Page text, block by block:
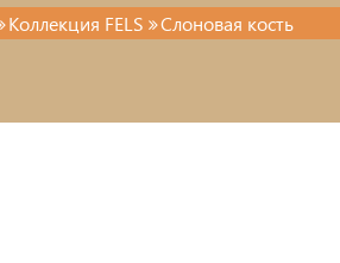
Коллекция FELS Слоновая кость